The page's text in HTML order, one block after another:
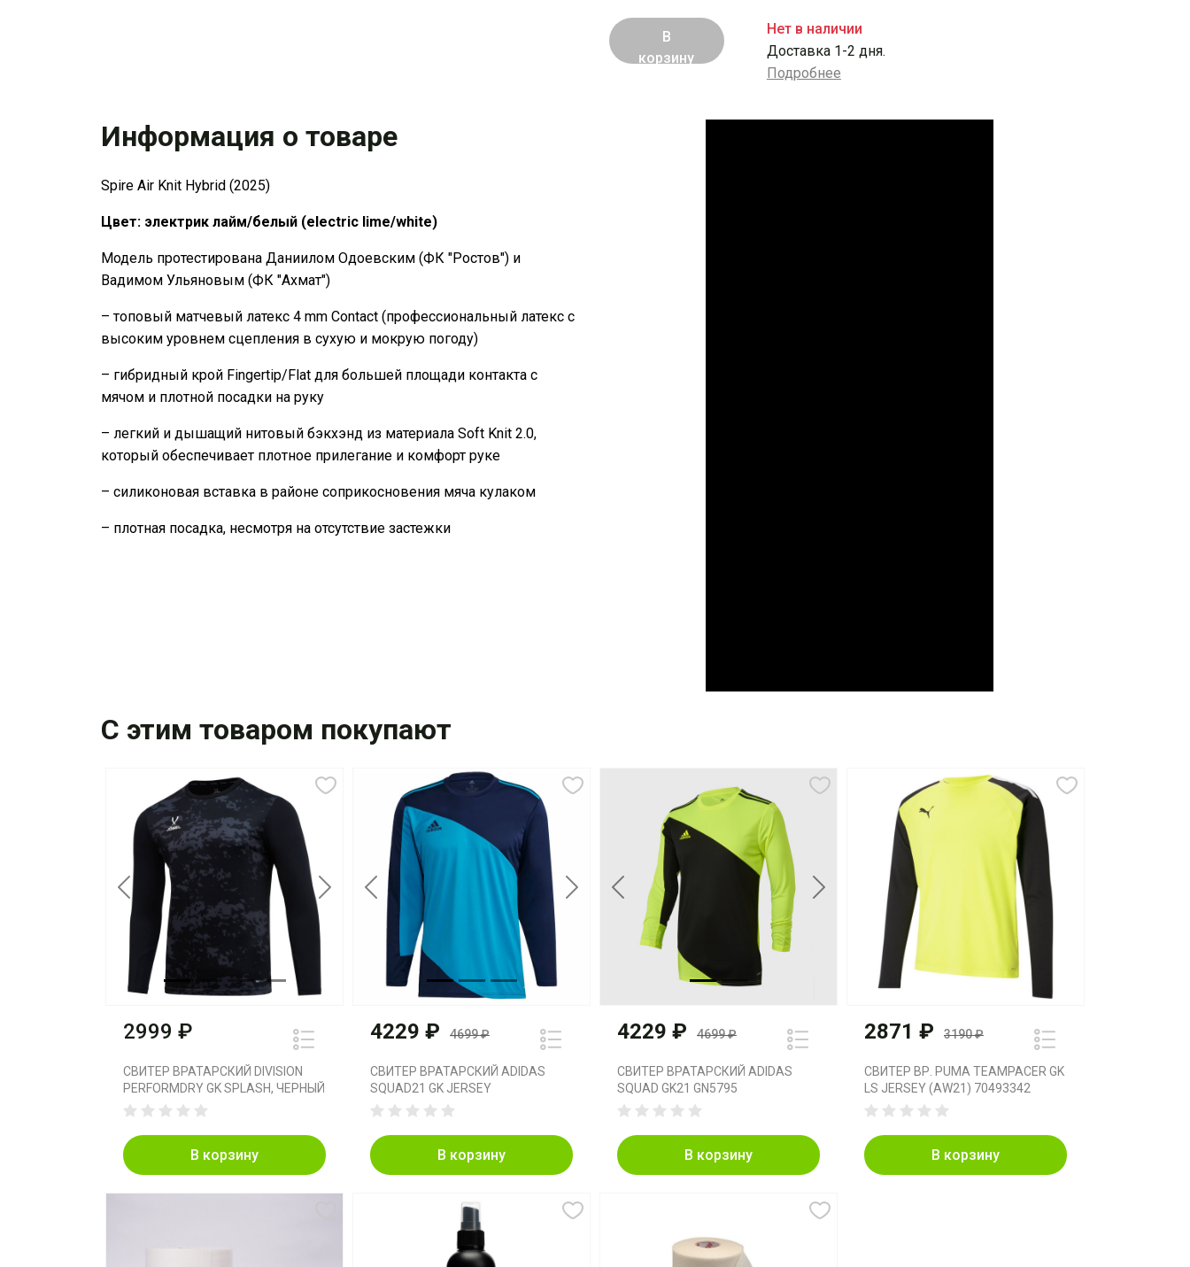
В
корзину
Нет в наличии
Доставка 1-2 дня.
Подробнее
Информация о товаре
Spire Air Knit Hybrid (2025)
Цвет: электрик лайм/белый (electric lime/white)
Модель протестирована Даниилом Одоевским (ФК "Ростов") и
Вадимом Ульяновым (ФК "Ахмат")
– топовый матчевый латекс 4 mm Contact (профессиональный латекс с
высоким уровнем сцепления в сухую и мокрую погоду)
– гибридный крой Fingertip/Flat для большей площади контакта с
мячом и плотной посадки на руку
– легкий и дышащий нитовый бэкхэнд из материала Soft Knit 2.0,
который обеспечивает плотное прилегание и комфорт руке
– cиликоновая вставка в районе соприкосновения мяча кулаком
– плотная посадка, несмотря на отсутствие застежки
С этим товаром покупают
Previous Next
2999 ₽
СВИТЕР ВРАТАРСКИЙ DIVISION
PERFORMDRY GK SPLASH, ЧЕРНЫЙ
В корзину
Previous Next
4229 ₽ 4699 ₽
СВИТЕР ВРАТАРСКИЙ ADIDAS
SQUAD21 GK JERSEY
В корзину
Previous Next
4229 ₽ 4699 ₽
СВИТЕР ВРАТАРСКИЙ ADIDAS
SQUAD GK21 GN5795
В корзину
2871 ₽ 3190 ₽
СВИТЕР ВР. PUMA TEAMPACER GK
LS JERSEY (AW21) 70493342
В корзину